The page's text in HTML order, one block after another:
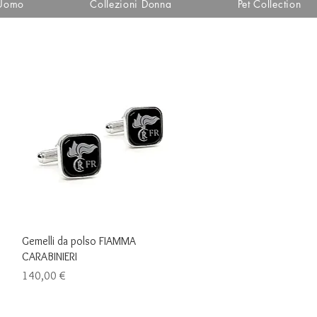
Collezioni Donna Pet Collection
Vista rapida
Gemelli da polso FIAMMA
CARABINIERI
Prezzo
140,00 €